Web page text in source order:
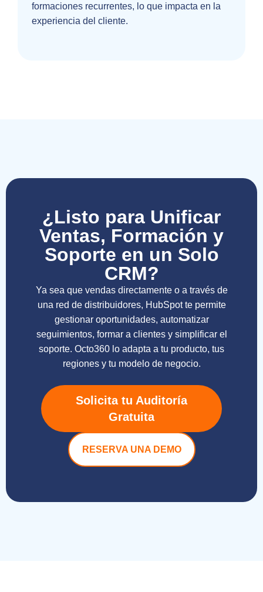
formaciones recurrentes, lo que impacta en la
experiencia del cliente.
¿Listo para Unificar
Ventas, Formación y
Soporte en un Solo
CRM?
Ya sea que vendas directamente o a través de
una red de distribuidores, HubSpot te permite
gestionar oportunidades, automatizar
seguimientos, formar a clientes y simplificar el
soporte. Octo360 lo adapta a tu producto, tus
regiones y tu modelo de negocio.
Solicita tu Auditoría
Gratuita
RESERVA UNA DEMO